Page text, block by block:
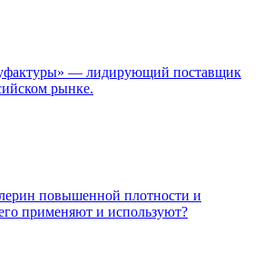
— лидирующий поставщик
рынке.
повышенной плотности и
применяют и используют?